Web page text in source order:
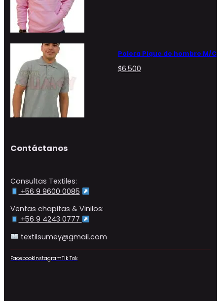
Polera Pique de hombre M/C
$6.500
Contáctanos
Consultas Textiles:
+56 9 9600 0085
Ventas chapitas & Vinilos:
+56 9 4243 0777
textilsumey@gmail.com
FacebookInstagramTik Tok